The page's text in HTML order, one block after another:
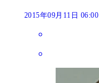
2015年09月11日 06:00